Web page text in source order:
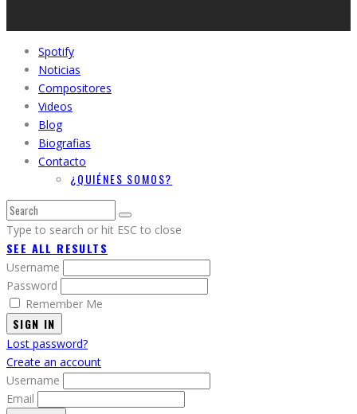
Spotify
Noticias
Compositores
Videos
Blog
Biografias
Contacto
¿QUIÉNES SOMOS?
Type to search or hit ESC to close
SEE ALL RESULTS
Username
Password
Remember Me
SIGN IN
Lost password?
Create an account
Username
Email